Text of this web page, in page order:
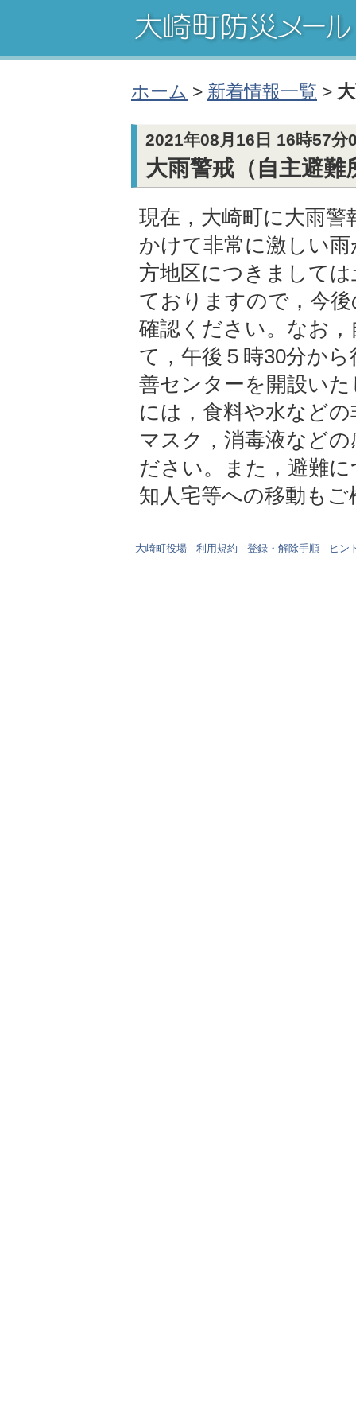
ホーム > 新着情報一覧 >
2021年08月16日 16時57分
大雨警戒（自主避難
現在，大崎町に大雨
かけて非常に激しい
方地区につきまして
ておりますので，今
確認ください。なお
て，午後５時30分か
善センターを開設い
には，食料や水など
マスク，消毒液など
ださい。また，避難
知人宅等への移動も
大崎町役場 - 利用規約 - 登録・解除手順 - ヒン